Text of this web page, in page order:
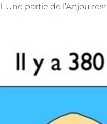
Une partie de l’Anjou